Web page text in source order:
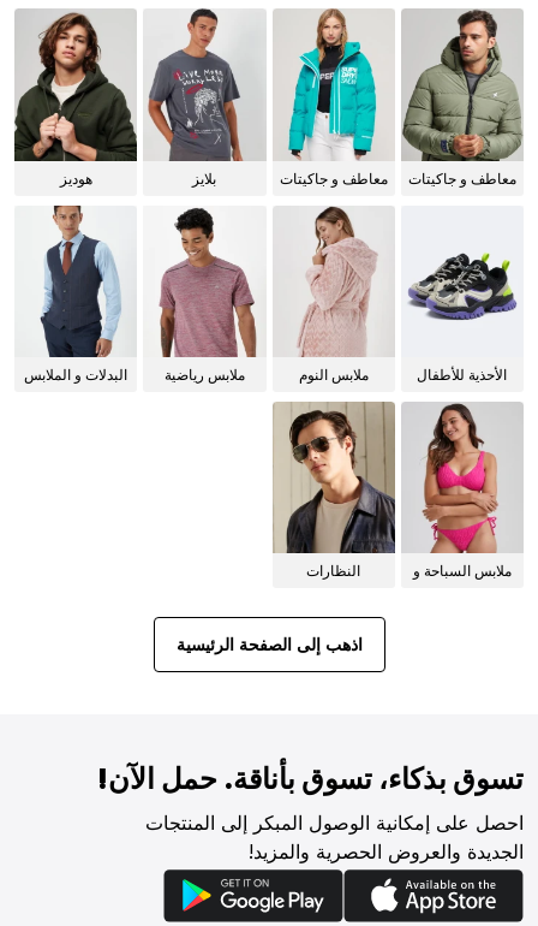
معاطف و جاكيتات
معاطف و جاكيتات
بلايز هوديز
الأحذية للأطفال
ملابس النوم
ملابس رياضية
البدلات و الملابس
ملابس السباحة و
النظارات
اذهب إلى الصفحة الرئيسية
تسوق بذكاء، تسوق بأناقة. حمل الآن!
احصل على إمكانية الوصول المبكر إلى المنتجات
الجديدة والعروض الحصرية والمزيد!